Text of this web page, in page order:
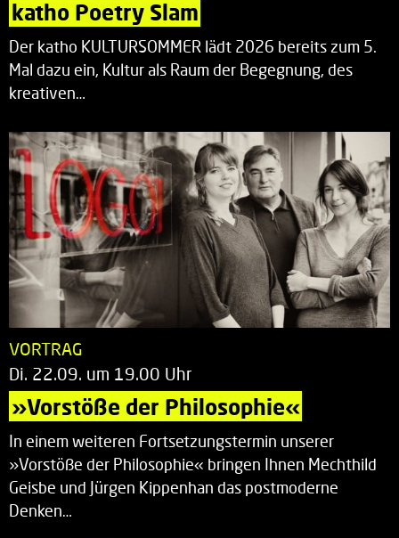
katho Poetry Slam
Der katho KULTURSOMMER lädt 2026 bereits zum 5.
Mal dazu ein, Kultur als Raum der Begegnung, des
kreativen…
VORTRAG
Di. 22.09. um 19.00 Uhr
»Vorstöße der Philosophie«
In einem weiteren Fortsetzungstermin unserer
»Vorstöße der Philosophie« bringen Ihnen Mechthild
Geisbe und Jürgen Kippenhan das postmoderne
Denken…